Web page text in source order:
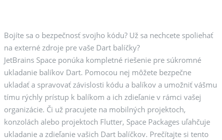
Bojíte sa o bezpečnosť svojho kódu? Už sa nechcete spoliehať
na externé zdroje pre vaše Dart balíčky?
JetBrains Space ponúka kompletné riešenie pre súkromné
ukladanie balíkov Dart. Pomocou nej môžete bezpečne
ukladať a spravovať závislosti kódu a balíkov a umožniť vášmu
tímu rýchly prístup k balíkom a ich zdieľanie v rámci vašej
organizácie. Či už pracujete na mobilných projektoch,
konzolách alebo projektoch Flutter, Space Packages uľahčuje
ukladanie a zdieľanie vašich Dart balíčkov. Prečítajte si tento